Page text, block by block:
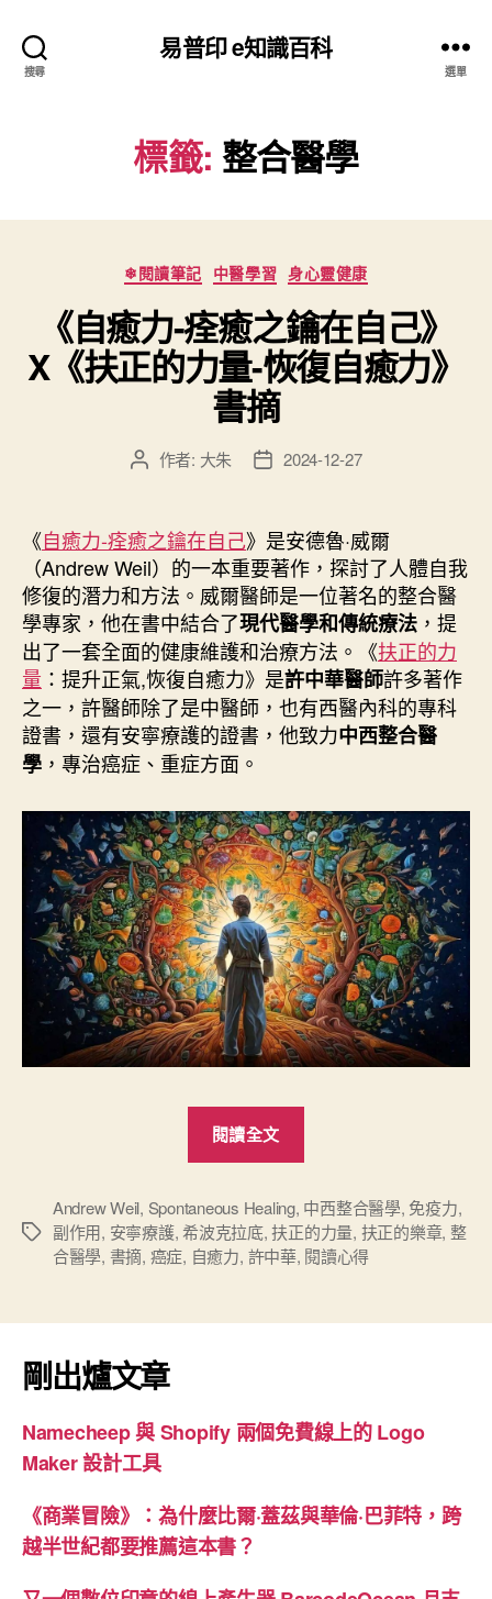
搜尋
易普印 e知識百科
選單
標籤: 整合醫學
分
類
❄閱讀筆記 中醫學習 身心靈健康
《自癒力-痊癒之鑰在自己》
X《扶正的力量-恢復自癒力》
書摘
文
者
作者: 大朱
文
佈
日
期
2024-12-27
《自癒力-痊癒之鑰在自己》是安德魯·威爾
（Andrew Weil）的一本重要著作，探討了人體自我
修復的潛力和方法。威爾醫師是一位著名的整合醫
學專家，他在書中結合了現代醫學和傳統療法 ，提
出了一套全面的健康維護和治療方法。《扶正的力
量 ：提升正氣,恢復自癒力》是許中華醫師許多著作
之一，許醫師除了是中醫師，也有西醫內科的專科
證書，還有安寧療護的證書，他致力中西整合醫
學 ，專治癌症、重症方面。
閱讀全文
痊
癒
之
在
X《扶
正
力
量-
標
Andrew Weil, Spontaneous Healing, 中西整合醫學, 免疫力,
副作用, 安寧療護, 希波克拉底,扶正的力量, 扶正的樂章, 整
合醫學, 書摘, 癌症, 自癒力, 許中華, 閱讀心得
剛出爐文章
Namecheep 與 Shopify 兩個免費線上的 Logo
Maker 設計工具
《商業冒險》：為什麼比爾·蓋茲與華倫·巴菲特，跨
越半世紀都要推薦這本書？